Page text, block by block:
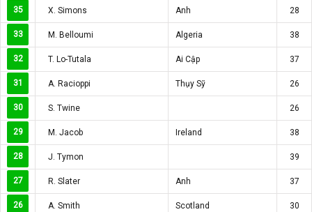
35 X. Simons Anh 28
33 M. Belloumi Algeria 38
32 T. Lo-Tutala Ai Cập 37
31 A. Racioppi Thụy Sỹ 26
30 S. Twine 26
29 M. Jacob Ireland 38
28 J. Tymon 39
27 R. Slater Anh 37
26 A. Smith Scotland 30